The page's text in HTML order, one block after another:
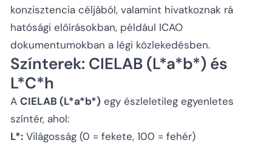
konzisztencia céljából, valamint hivatkoznak rá
hatósági előírásokban, például ICAO
dokumentumokban a légi közlekedésben.
Színterek: CIELAB (L*a*b*) és
L*C*h
A CIELAB (L*a*b*) egy észleletileg egyenletes
színtér, ahol:
L*: Világosság (0 = fekete, 100 = fehér)